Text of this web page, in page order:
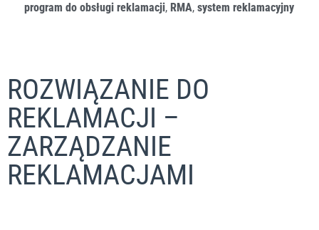
program do obsługi reklamacji, RMA, system reklamacyjny
ROZWIĄZANIE DO
REKLAMACJI –
ZARZĄDZANIE
REKLAMACJAMI